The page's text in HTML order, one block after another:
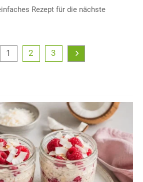
Rezept für die nächste
1 2 3